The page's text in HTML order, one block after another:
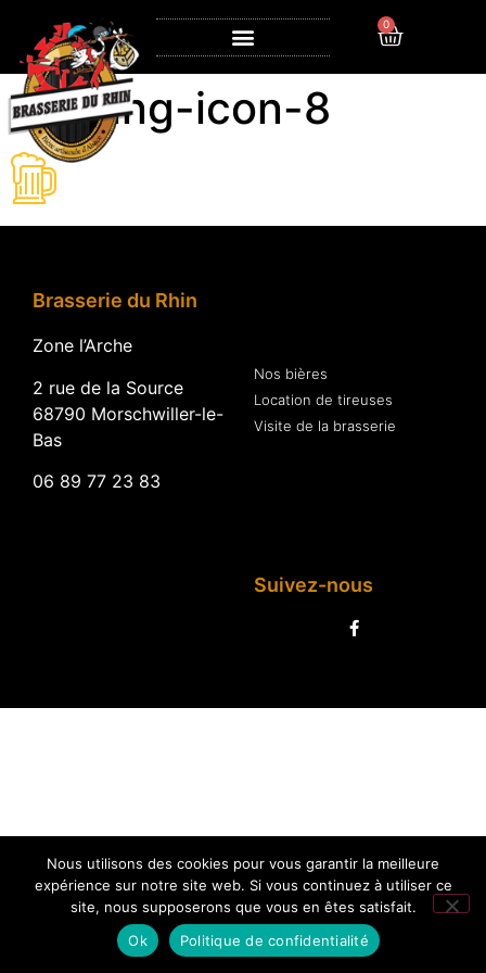
0
landing-icon-8
Brasserie du Rhin
Zone l’Arche
2 rue de la Source
68790 Morschwiller-le-
Bas
06 89 77 23 83
Nos bières
Location de tireuses
Visite de la brasserie
Suivez-nous
Nous utilisons des cookies pour vous garantir la meilleure
expérience sur notre site web. Si vous continuez à utiliser ce
site, nous supposerons que vous en êtes satisfait.
Ok
Politique de confidentialité